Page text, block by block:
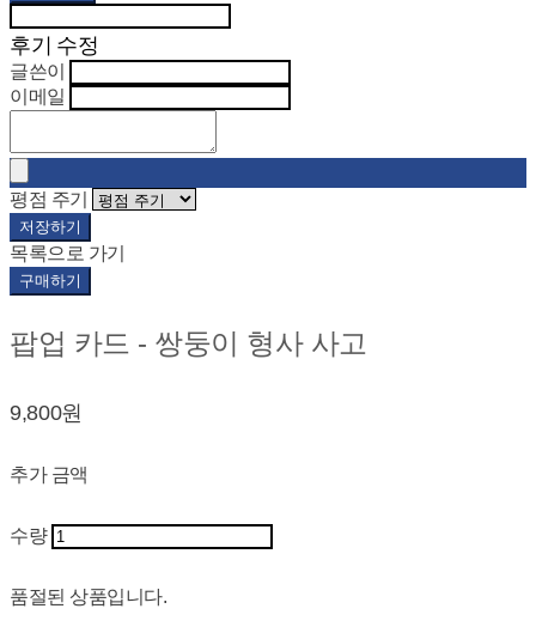
후기 수정
글쓴이
이메일
평점 주기
저장하기
목록으로 가기
구매하기
팝업 카드 - 쌍둥이 형사 사고
9,800원
추가 금액
수량
품절된 상품입니다.